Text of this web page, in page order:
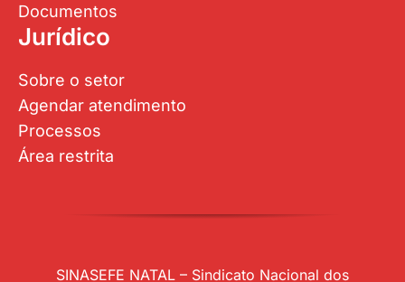
Documentos
Jurídico
Sobre o setor
Agendar atendimento
Processos
Área restrita
SINASEFE NATAL – Sindicato Nacional dos